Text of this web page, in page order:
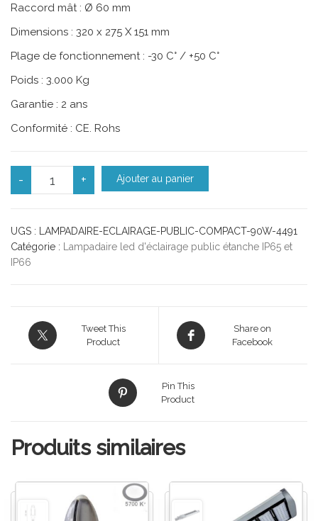
Raccord mât : Ø 60 mm
Dimensions : 320 x 275 X 151 mm
Plage de fonctionnement : -30 C° / +50 C°
Poids : 3.000 Kg
Garantie : 2 ans
Conformité : CE. Rohs
- quantité de Lampadaire d'éclairage public LED 90W
+ Ajouter au panier
UGS : LAMPADAIRE-ECLAIRAGE-PUBLIC-COMPACT-90W-4491
Catégorie : Lampadaire led d'éclairage public étanche IP65 et
IP66
Tweet This
Product
Share on
Facebook
Pin This
Product
Produits similaires